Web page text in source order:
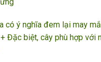
có ý nghĩa đem lại may
Đặc biệt, cây phù hợp với